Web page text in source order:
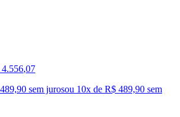
4.556,07
sem jurosou 10x de R$ 489,90 sem